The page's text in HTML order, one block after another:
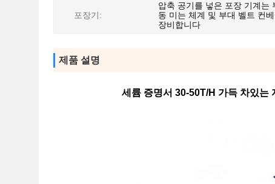
포장기:
압축 공기를 넣은 포장 기계는
동 미는 체계 및 부대 벨트 컨
장비합니다
제품 설명
세륨 증명서 30-50T/H 가득 차있는